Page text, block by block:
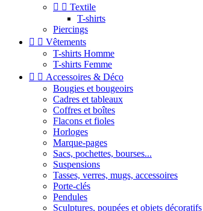
  Textile
T-shirts
Piercings
  Vêtements
T-shirts Homme
T-shirts Femme
  Accessoires & Déco
Bougies et bougeoirs
Cadres et tableaux
Coffres et boîtes
Flacons et fioles
Horloges
Marque-pages
Sacs, pochettes, bourses...
Suspensions
Tasses, verres, mugs, accessoires
Porte-clés
Pendules
Sculptures, poupées et objets décoratifs